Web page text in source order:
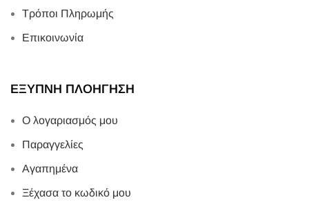
Τρόποι Πληρωμής
Επικοινωνία
ΕΞΥΠΝΗ ΠΛΟΗΓΗΣΗ
Ο λογαριασμός μου
Παραγγελίες
Αγαπημένα
Ξέχασα το κωδικό μου